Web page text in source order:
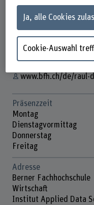
Kontakt
+41 31 848 34 97
E-Mail anzeigen
www.bfh.ch/de/raul-
Präsenzzeit
Montag
Dienstagvormittag
Donnerstag
Freitag
Adresse
Berner Fachhochschule
Wirtschaft
Institut Applied Data
Ja, alle Cookies
Cookie-Auswahl